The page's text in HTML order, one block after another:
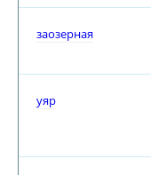
заозерная
уяр